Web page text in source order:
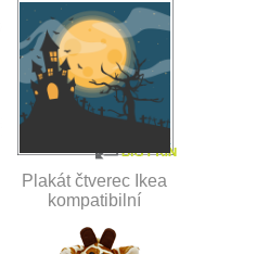
Plakát čtverec Ikea
kompatibilní